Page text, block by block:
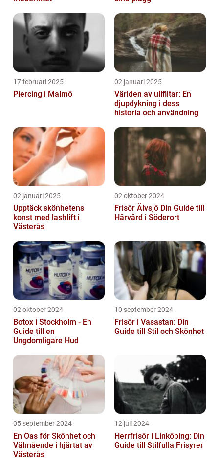
17 februari 2025
Piercing i Malmö
02 januari 2025
Världen av ullfiltar: En
djupdykning i dess
historia och användning
02 januari 2025
Upptäck skönhetens
konst med lashlift i
Västerås
02 oktober 2024
Frisör Älvsjö Din Guide till
Hårvård i Söderort
02 oktober 2024
Botox i Stockholm - En
Guide till en
Ungdomligare Hud
10 september 2024
Frisör i Vasastan: Din
Guide till Stil och Skönhet
05 september 2024
En Oas för Skönhet och
Välmående i hjärtat av
Västerås
12 juli 2024
Herrfrisör i Linköping: Din
Guide till Stilfulla Frisyrer